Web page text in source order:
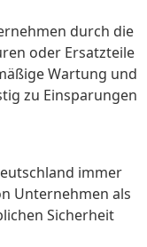
durch die
oder Ersatzteile
Wartung und
zu Einsparungen
immer
Unternehmen als
Sicherheit